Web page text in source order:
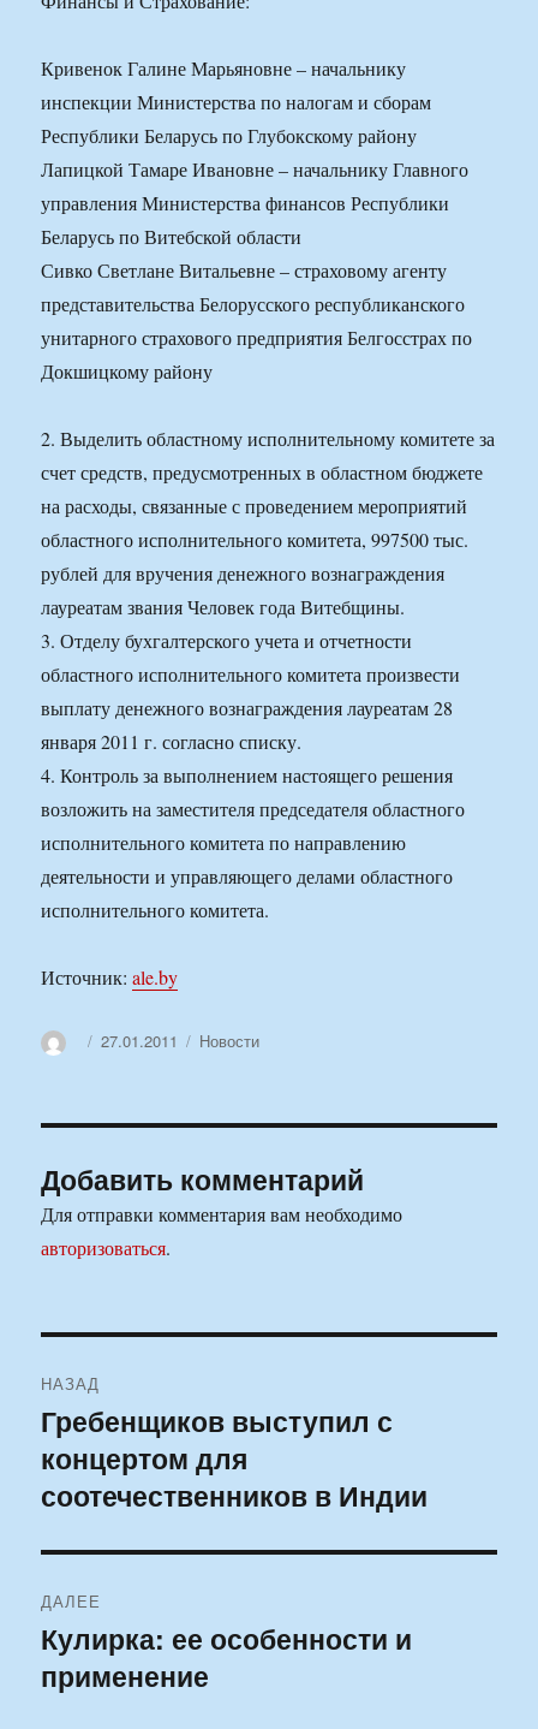
Кривенок Галине Марьяновне – начальнику
инспекции Министерства по налогам и сборам
Республики Беларусь по Глубокскому району
Лапицкой Тамаре Ивановне – начальнику Главного
управления Министерства финансов Республики
Беларусь по Витебской области
Сивко Светлане Витальевне – страховому агенту
представительства Белорусского республиканского
унитарного страхового предприятия Белгосстрах по
Докшицкому району
2. Выделить областному исполнительному комитете за
счет средств, предусмотренных в областном бюджете
на расходы, связанные с проведением мероприятий
областного исполнительного комитета, 997500 тыс.
рублей для вручения денежного вознаграждения
лауреатам звания Человек года Витебщины.
3. Отделу бухгалтерского учета и отчетности
областного исполнительного комитета произвести
выплату денежного вознаграждения лауреатам 28
января 2011 г. согласно списку.
4. Контроль за выполнением настоящего решения
возложить на заместителя председателя областного
исполнительного комитета по направлению
деятельности и управляющего делами областного
исполнительного комитета.
Источник:ale.by
АвторОпубликовано
27.01.2011 Рубрики
Новости
Добавить комментарий
Для отправки комментария вам необходимо
авторизоваться.
по
записям
НАЗАД
Предыдущая
запись:
Гребенщиков выступил с
концертом для
соотечественников в Индии
ДАЛЕЕ
Следующая
запись:
Кулирка: ее особенности и
применение